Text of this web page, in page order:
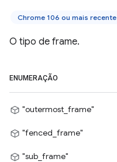
Chrome 106 ou mais recente
O tipo de frame.
ENUMERAÇÃO
"outermost_frame"
"fenced_frame"
"sub_frame"